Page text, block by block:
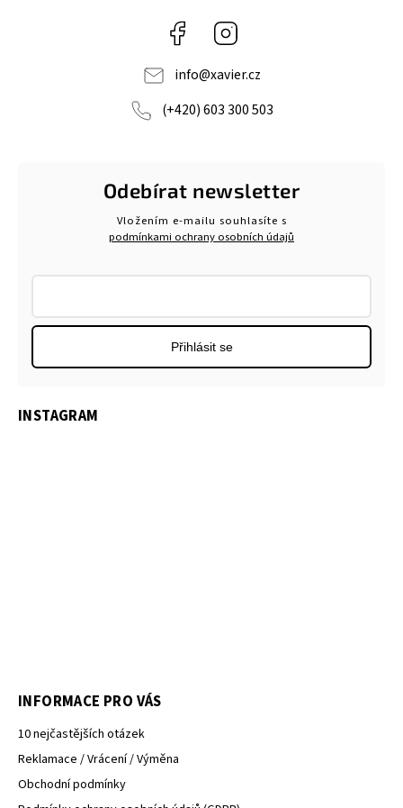
Facebook
info@xavier.cz
(+420) 603 300 503
Odebírat newsletter
Vložením e-mailu souhlasíte s
podmínkami ochrany osobních údajů
Přihlásit se
INSTAGRAM
INFORMACE PRO VÁS
10 nejčastějších otázek
Reklamace / Vrácení / Výměna
Obchodní podmínky